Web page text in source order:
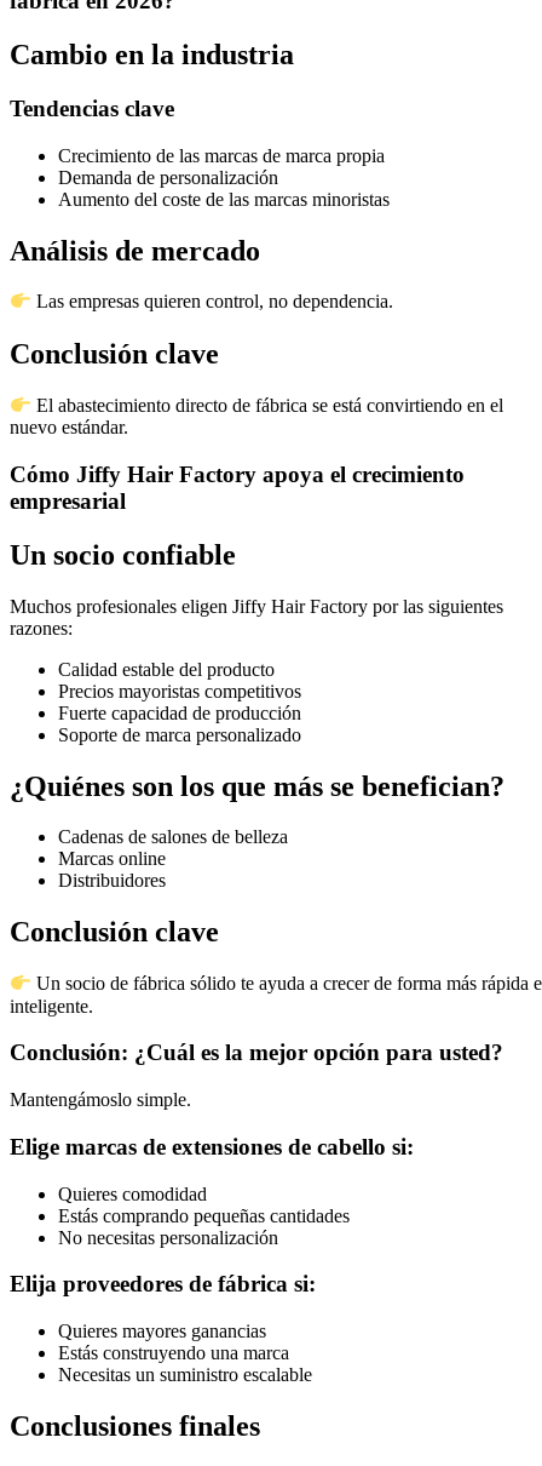
Cambio en la industria
Tendencias clave
Crecimiento de las marcas de marca propia
Demanda de personalización
Aumento del coste de las marcas minoristas
Análisis de mercado
Las empresas quieren control, no dependencia.
Conclusión clave
El abastecimiento directo de fábrica se está convirtiendo en el
nuevo estándar.
Cómo Jiffy Hair Factory apoya el crecimiento
empresarial
Un socio confiable
Muchos profesionales eligen Jiffy Hair Factory por las siguientes
razones:
Calidad estable del producto
Precios mayoristas competitivos
Fuerte capacidad de producción
Soporte de marca personalizado
¿Quiénes son los que más se benefician?
Cadenas de salones de belleza
Marcas online
Distribuidores
Conclusión clave
Un socio de fábrica sólido te ayuda a crecer de forma más rápida e
inteligente.
Conclusión: ¿Cuál es la mejor opción para usted?
Mantengámoslo simple.
Elige marcas de extensiones de cabello si:
Quieres comodidad
Estás comprando pequeñas cantidades
No necesitas personalización
Elija proveedores de fábrica si:
Quieres mayores ganancias
Estás construyendo una marca
Necesitas un suministro escalable
Conclusiones finales